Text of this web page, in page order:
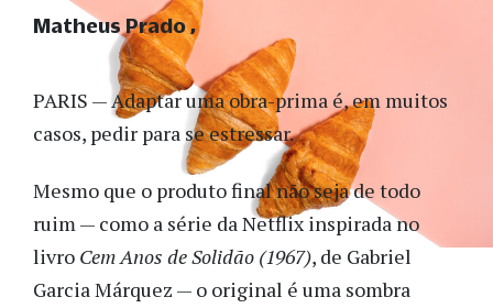
PARIS — Adaptar uma obra-prima é, em muitos
casos, pedir para se estressar.
Mesmo que o produto final não seja de todo
ruim — como a série da Netflix inspirada no
livro Cem Anos de Solidão (1967), de Gabriel
Garcia Márquez — o original é uma sombra
Matheus Prado